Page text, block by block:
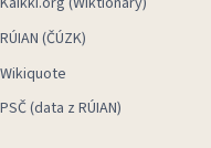
RÚIAN (ČÚZK)
Wikiquote
PSČ (data z RÚIAN)